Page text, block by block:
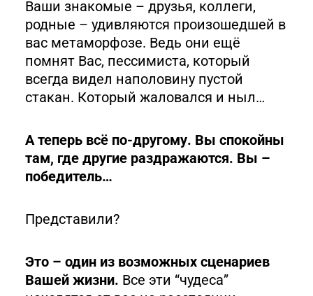
Ваши знакомые – друзья, коллеги,
родные – удивляются произошедшей в
вас метаморфозе. Ведь они ещё
помнят Вас, пессимиста, который
всегда видел наполовину пустой
стакан. Который жаловался и ныл…
А теперь всё по-другому. Вы спокойны
там, где другие раздражаются. Вы –
победитель…
Представили?
Это – один из возможных сценариев
Вашей жизни. Все эти “чудеса”